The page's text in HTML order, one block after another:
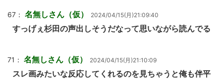
67： 名無しさん（仮） 2024/04/15(月)21:09:40
すっげぇ杉田の声出しそうだなって思いながら読んでる
71： 名無しさん（仮） 2024/04/15(月)21:10:09
スレ画みたいな反応してくれるのを見ちゃうと俺も伴平